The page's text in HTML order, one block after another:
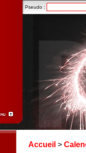
Accueil >
Pseudo :